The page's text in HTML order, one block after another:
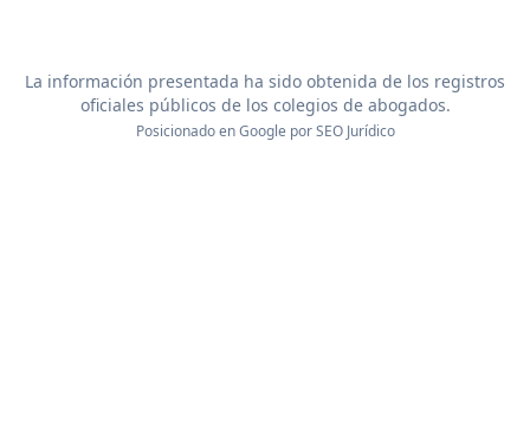
La información presentada ha sido obtenida de los registros
oficiales públicos de los colegios de abogados.
Posicionado en Google porSEO Jurídico